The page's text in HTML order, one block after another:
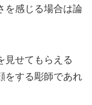
を感じる場合は論
見せてもらえる
をする彫師であれ